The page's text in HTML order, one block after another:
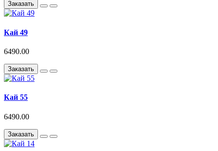
Заказать
Кай 49
6490.00
Заказать
Кай 55
6490.00
Заказать